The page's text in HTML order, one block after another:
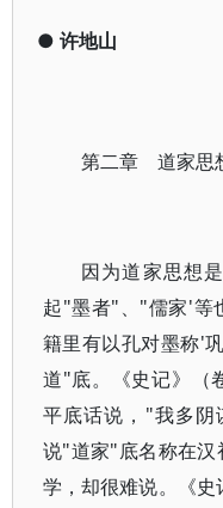
● 许地山
第二章 道家思
因为道家思想
起"墨者"、"儒家'等
籍里有以孔对墨称'
道"底。《史记》（
平底话说，"我多阴
说"道家"底名称在汉
学，却很难说。《史